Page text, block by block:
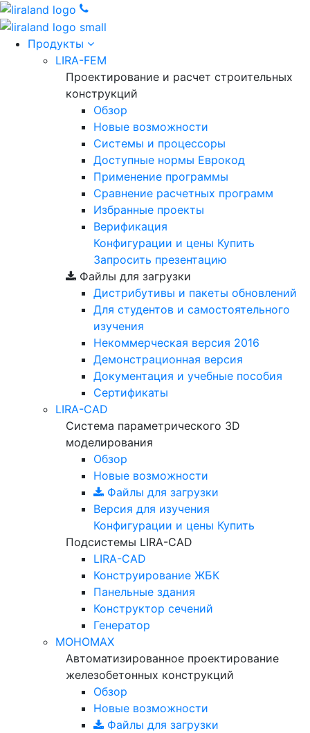
Продукты
LIRA-FEM
Проектирование и расчет строительных
конструкций
Обзор
Новые возможности
Cистемы и процессоры
Доступные нормы Еврокод
Применение программы
Сравнение расчетных программ
Избранные проекты
Верификация
Конфигурации и цены Купить
Запросить презентацию
Файлы для загрузки
Дистрибутивы и пакеты обновлений
Для студентов и самостоятельного
изучения
Некоммерческая версия 2016
Демонстрационная версия
Документация и учебные пособия
Сертификаты
LIRA-CAD
Система параметрического 3D
моделирования
Обзор
Новые возможности
Файлы для загрузки
Версия для изучения
Конфигурации и цены Купить
Подсистемы LIRA-CAD
LIRA-CAD
Конструирование ЖБК
Панельные здания
Конструктор сечений
Генератор
МОНОМАХ
Автоматизированное проектирование
железобетонных конструкций
Обзор
Новые возможности
Файлы для загрузки